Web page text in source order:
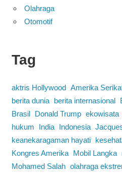
Olahraga
Otomotif
Tag
aktris Hollywood Amerika
berita dunia
berita internasional
Brasil
Donald Trump ekowisata
hukum
India Indonesia
keanekaragaman hayati
Kongres Amerika
Mobil Langka
Mohamed Salah olahraga